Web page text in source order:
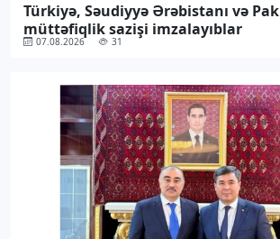
Türkiyə, Səudiyyə Ərəbistanı və
müttəfiqlik sazişi imzalayıblar
07.08.2026 31